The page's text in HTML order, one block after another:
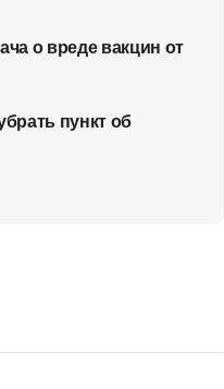
о вреде вакцин от
пункт об